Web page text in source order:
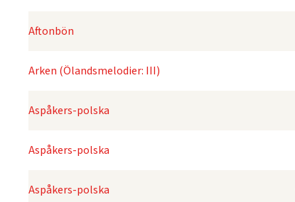
Aftonbön
Arken (Ölandsmelodier: III)
Aspåkers-polska
Aspåkers-polska
Aspåkers-polska